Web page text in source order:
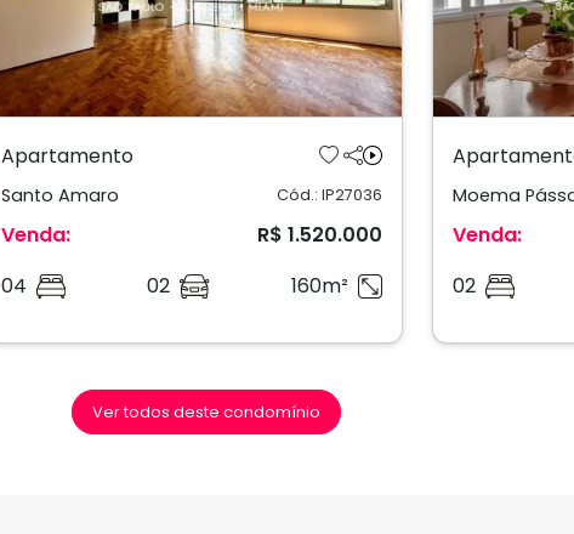
Apartamento
Santo Amaro Cód.: IP27036
Venda:
R$ 1.520.000
04
02 160m²
Moema
Venda:
02
Ver todos deste condomínio